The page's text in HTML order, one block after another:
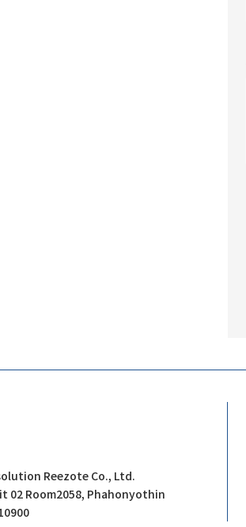
Reezote Co., Ltd.
02 Room2058, Phahonyothin